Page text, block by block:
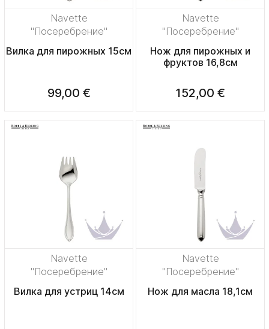
Navette
"Посеребрение"
Вилка для пирожных 15см
99,00 €
Navette
"Посеребрение"
Нож для пирожных и
фруктов 16,8см
152,00 €
Navette
"Посеребрение"
Вилка для устриц 14см
Navette
"Посеребрение"
Нож для масла 18,1см